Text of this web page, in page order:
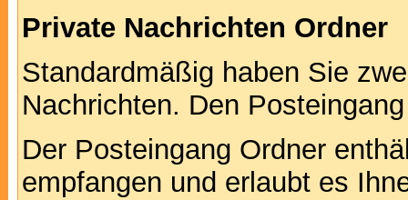
Private Nachrichten Ordner
Standardmäßig haben Sie
Nachrichten. Den
Der Posteingang Ordner
empfangen und erlaubt es